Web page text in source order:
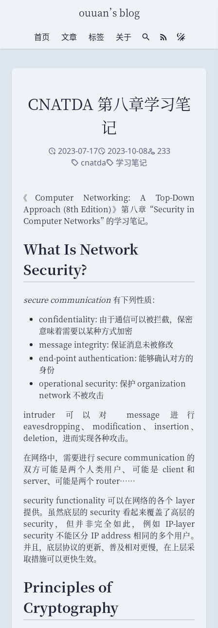
ouuan’s blog
首页 文章 标签 关于 站内搜索RSS 订阅
CNATDA 第八章学习笔
记
创建于
2023-07-17修改于
2023-10-08访问量
233
标签cnatda标签学习笔记
《 Computer Networking: A Top-Down
Approach (8th Edition)》 第八章 “Security in
Computer Networks” 的学习笔记。
What Is Network
Security?
secure communication 有下列性质：
confidentiality: 由于通信可以被拦截， 保密
意味着需要以某种方式加密
message integrity: 保证消息未被修改
end-point authentication: 能够确认对方的
身份
operational security: 保护 organization
network 不被攻击
intruder 可以对 message 进行
eavesdropping、 modification、 insertion、
deletion， 进而实现各种攻击。
在网络中， 需要进行 secure communication 的
双方可能是两个人类用户、
可能是 client 和
server、 可能是两个 router……
security functionality 可以在网络的各个 layer
提供。 虽然底层的 security 看起来覆盖了高层的
security， 但并非完全如此 ，
例如 IP-layer
security 不能区分 IP address 相同的多个用户。
并且， 底层协议的更新、 普及相对更慢， 在上层采
取措施可以更快生效。
Principles of
Cryptography